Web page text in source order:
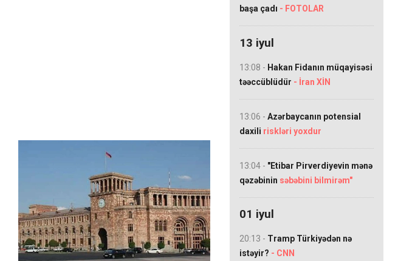
başa çadı - FOTOLAR
13 iyul
13:08 - Hakan Fidanın müqayisəsi
təəccüblüdür - İran XİN
13:06 - Azərbaycanın potensial
daxili riskləri yoxdur
13:04 - "Etibar Pirverdiyevin mənə
qəzəbinin səbəbini bilmirəm"
01 iyul
20:13 - Tramp Türkiyədən nə
istəyir? - CNN